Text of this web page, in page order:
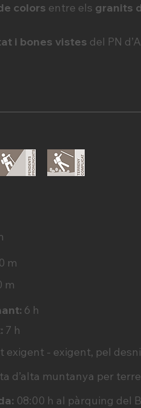
colors entre els granits
i bones vistes del PN
m
m
6 h
7 h
exigent - exigent, pel
d’alta muntanya per
08:00 h al pàrquing del